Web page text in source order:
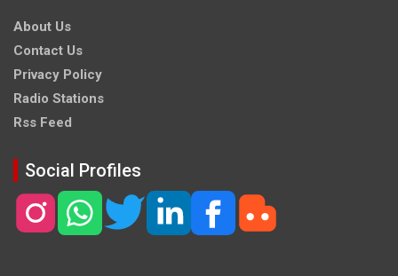
About Us
Contact Us
Privacy Policy
Radio Stations
Rss Feed
Social Profiles